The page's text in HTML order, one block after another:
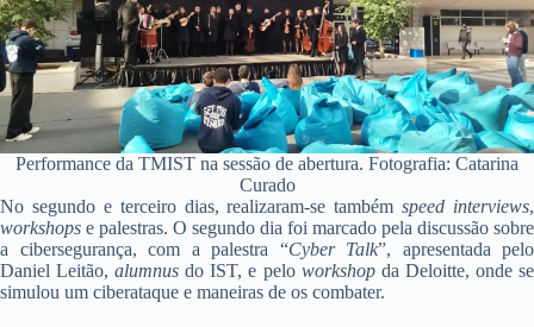
Performance da TMIST na sessão de abertura. Fotografia: Catarina
Curado
No segundo e terceiro dias, realizaram-se tambémspeed interviews,
workshops e palestras. O segundo dia foi marcado pela discussão sobre
a cibersegurança, com a palestra “Cyber Talk”, apresentada pelo
Daniel Leitão,alumnus do IST, e pelo workshop da Deloitte, onde se
simulou um ciberataque e maneiras de os combater.